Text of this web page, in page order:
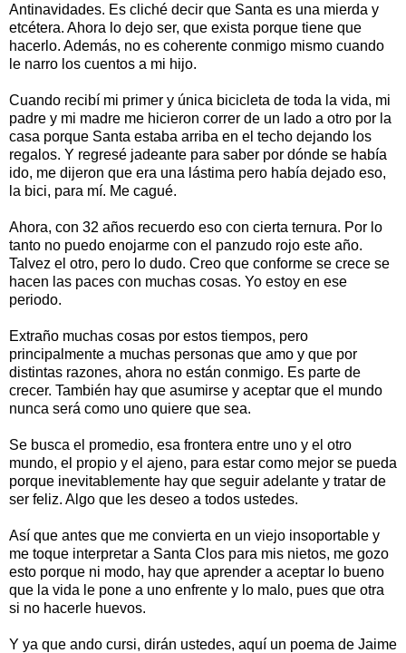
Antinavidades. Es cliché decir que Santa es una mierda y
etcétera. Ahora lo dejo ser, que exista porque tiene que
hacerlo. Además, no es coherente conmigo mismo cuando
le narro los cuentos a mi hijo.
Cuando recibí mi primer y única bicicleta de toda la vida, mi
padre y mi madre me hicieron correr de un lado a otro por la
casa porque Santa estaba arriba en el techo dejando los
regalos. Y regresé jadeante para saber por dónde se había
ido, me dijeron que era una lástima pero había dejado eso,
la bici, para mí. Me cagué.
Ahora, con 32 años recuerdo eso con cierta ternura. Por lo
tanto no puedo enojarme con el panzudo rojo este año.
Talvez el otro, pero lo dudo. Creo que conforme se crece se
hacen las paces con muchas cosas. Yo estoy en ese
periodo.
Extraño muchas cosas por estos tiempos, pero
principalmente a muchas personas que amo y que por
distintas razones, ahora no están conmigo. Es parte de
crecer. También hay que asumirse y aceptar que el mundo
nunca será como uno quiere que sea.
Se busca el promedio, esa frontera entre uno y el otro
mundo, el propio y el ajeno, para estar como mejor se pueda
porque inevitablemente hay que seguir adelante y tratar de
ser feliz. Algo que les deseo a todos ustedes.
Así que antes que me convierta en un viejo insoportable y
me toque interpretar a Santa Clos para mis nietos, me gozo
esto porque ni modo, hay que aprender a aceptar lo bueno
que la vida le pone a uno enfrente y lo malo, pues que otra
si no hacerle huevos.
Y ya que ando cursi, dirán ustedes, aquí un poema de Jaime